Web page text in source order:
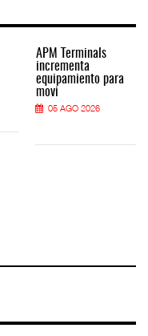
APM Terminals
incrementa
equipamiento para
movi
05 AGO 2026